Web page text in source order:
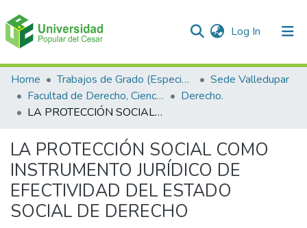
Log In (current)
Communities & Collections
All of DSpace
Home Trabajos de Grado (Especializaciones y Pregrados)
Sede Valledupar
Facultad de Derecho, Ciencias Políticas y Sociales.
Derecho.
LA PROTECCIÓN SOCIAL COMO INSTRUMENTO JURÍDICO DE EFECTIVIDAD DEL ESTADO SOCIAL DE DERECHO
LA PROTECCIÓN SOCIAL COMO
INSTRUMENTO JURÍDICO DE
EFECTIVIDAD DEL ESTADO
SOCIAL DE DERECHO